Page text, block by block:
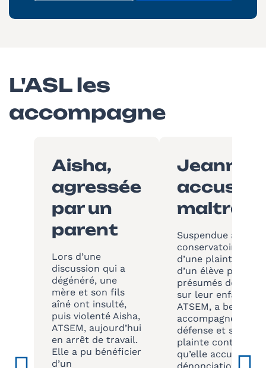
L'ASL les
accompagne
Aisha,
agressée
par un
parent
Lors d’une
discussion qui a
dégénéré, une
mère et son fils
aîné ont insulté,
puis violenté Aisha,
ATSEM, aujourd’hui
en arrêt de travail.
Elle a pu bénéficier
d’un
Jeanne,
accusée
Suspendue à titre
conservatoire à la
d’une plainte des
d’un élève pour
présumés de
sur leur enfant,
ATSEM, a besoin
accompagnée
défense et
plainte contre les
qu’elle accuse de